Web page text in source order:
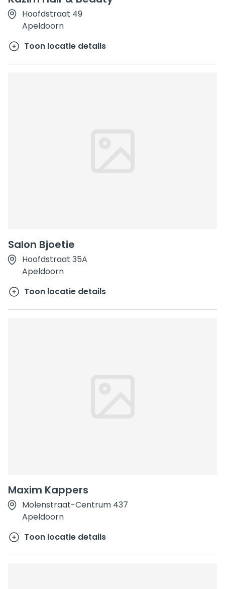
Hoofdstraat 49
Apeldoorn
Toon locatie details
Salon Bjoetie
Hoofdstraat 35A
Apeldoorn
Toon locatie details
Maxim Kappers
Molenstraat-Centrum 437
Apeldoorn
Toon locatie details